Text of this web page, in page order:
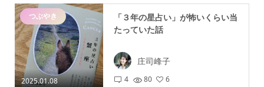
2025.01.08
つぶやき
「３年の星占い」が怖いくらい当
たっていた話
庄司峰子
4 80 6